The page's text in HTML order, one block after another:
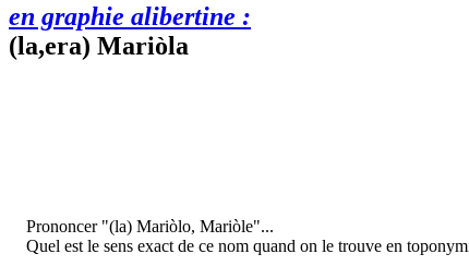
en graphie alibertine :
(la,era) Mariòla
Prononcer "(la) Mariòlo, Mariòle"...
Quel est le sens exact de ce nom quand on le trouve en